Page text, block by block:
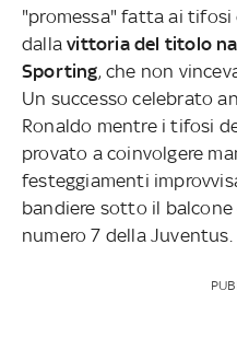
"promessa" fatta ai tifosi
dalla vittoria del titolo
Sporting, che non
Un successo celebrato
Ronaldo mentre i tifosi
provato a coinvolgere
festeggiamenti
bandiere sotto il balcone
numero 7 della Juventus.